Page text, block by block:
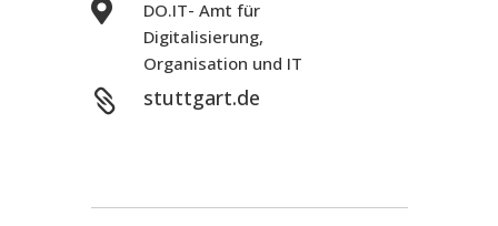

DO.IT- Amt für
Digitalisierung,
Organisation und IT
 stuttgart.de